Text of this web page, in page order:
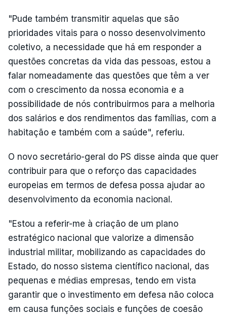
"Pude também transmitir aquelas que são
prioridades vitais para o nosso desenvolvimento
coletivo, a necessidade que há em responder a
questões concretas da vida das pessoas, estou a
falar nomeadamente das questões que têm a ver
com o crescimento da nossa economia e a
possibilidade de nós contribuirmos para a melhoria
dos salários e dos rendimentos das famílias, com a
habitação e também com a saúde", referiu.
O novo secretário-geral do PS disse ainda que quer
contribuir para que o reforço das capacidades
europeias em termos de defesa possa ajudar ao
desenvolvimento da economia nacional.
"Estou a referir-me à criação de um plano
estratégico nacional que valorize a dimensão
industrial militar, mobilizando as capacidades do
Estado, do nosso sistema científico nacional, das
pequenas e médias empresas, tendo em vista
garantir que o investimento em defesa não coloca
em causa funções sociais e funções de coesão